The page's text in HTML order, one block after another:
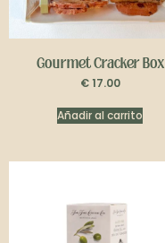
Gourmet Cracker Box
€17.00
Añadir al carrito